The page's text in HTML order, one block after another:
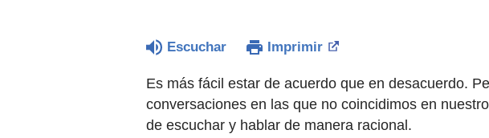
Escuchar Imprimir
Es más fácil estar de acuerdo que en desacuerdo.
conversaciones en las que no coincidimos en
de escuchar y hablar de manera racional.